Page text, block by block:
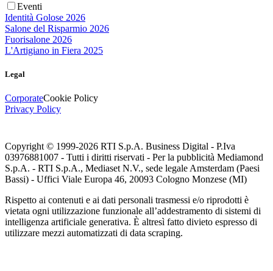
Eventi
Identità Golose 2026
Salone del Risparmio 2026
Fuorisalone 2026
L'Artigiano in Fiera 2025
Legal
CorporateCookie Policy
Privacy Policy
Copyright © 1999-2026 RTI S.p.A. Business Digital - P.Iva
03976881007 - Tutti i diritti riservati - Per la pubblicità Mediamond
S.p.A. - RTI S.p.A., Mediaset N.V., sede legale Amsterdam (Paesi
Bassi) - Uffici Viale Europa 46, 20093 Cologno Monzese (MI)
Rispetto ai contenuti e ai dati personali trasmessi e/o riprodotti è
vietata ogni utilizzazione funzionale all’addestramento di sistemi di
intelligenza artificiale generativa. È altresì fatto divieto espresso di
utilizzare mezzi automatizzati di data scraping.